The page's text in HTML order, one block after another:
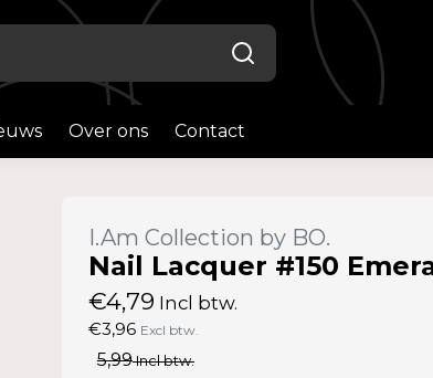
Over ons Contact
I.Am Collection by BO.
Nail Lacquer #150
€4,79 Incl btw.
€3,96 Excl btw.
5,99Incl btw.